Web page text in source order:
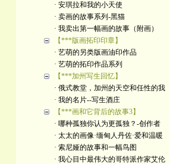
· 安琪拉和我的小天使
· 卖画的故事系列-黑猫
· 我卖出第一幅画的故事（附画）
【***版画拓印印章】
· 艺萌的另类版画油印作品
· 艺萌的拓印作品系列
【***加州写生回忆】
· 俄式教堂，加州的天空和任性的我
· 我的名片--写生酒庄
【***画和它背后的故事3】
· 哪种孤独你认为更孤独？-创作者
· 太太的画像·缅甸人丹佐·爱和温暖
· 索尼娅的故事和一幅鸟图
· 我心目中最伟大的哥特派作家艾伦